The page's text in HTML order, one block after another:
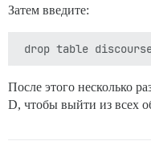
Затем введите:
После этого несколько
D, чтобы выйти из всех